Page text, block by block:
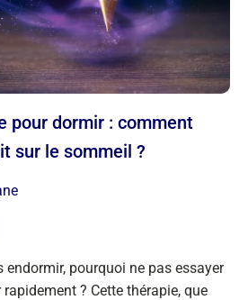
sur le sommeil ?
pourquoi ne pas essayer
? Cette thérapie, que